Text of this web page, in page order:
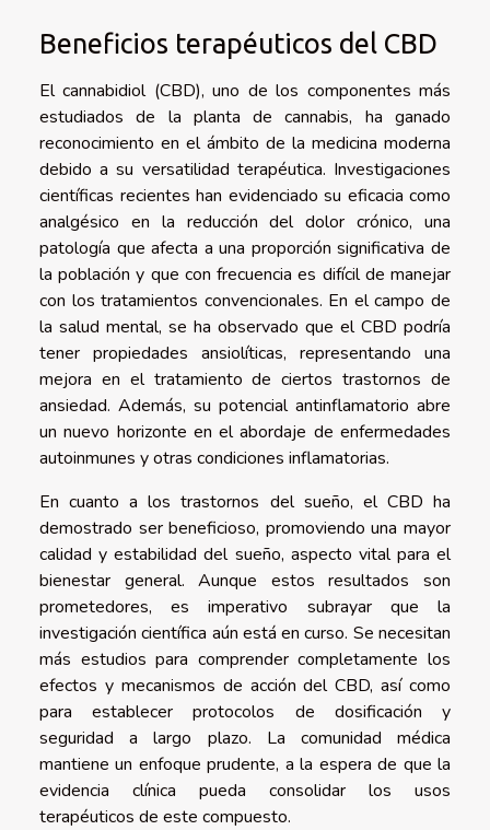
Beneficios terapéuticos del CBD
El cannabidiol (CBD), uno de los componentes más
estudiados de la planta de cannabis, ha ganado
reconocimiento en el ámbito de la medicina moderna
debido a su versatilidad terapéutica. Investigaciones
científicas recientes han evidenciado su eficacia como
analgésico en la reducción del dolor crónico, una
patología que afecta a una proporción significativa de
la población y que con frecuencia es difícil de manejar
con los tratamientos convencionales. En el campo de
la salud mental, se ha observado que el CBD podría
tener propiedades ansiolíticas, representando una
mejora en el tratamiento de ciertos trastornos de
ansiedad. Además, su potencial antinflamatorio abre
un nuevo horizonte en el abordaje de enfermedades
autoinmunes y otras condiciones inflamatorias.
En cuanto a los trastornos del sueño, el CBD ha
demostrado ser beneficioso, promoviendo una mayor
calidad y estabilidad del sueño, aspecto vital para el
bienestar general. Aunque estos resultados son
prometedores, es imperativo subrayar que la
investigación científica aún está en curso. Se necesitan
más estudios para comprender completamente los
efectos y mecanismos de acción del CBD, así como
para establecer protocolos de dosificación y
seguridad a largo plazo. La comunidad médica
mantiene un enfoque prudente, a la espera de que la
evidencia clínica pueda consolidar los usos
terapéuticos de este compuesto.